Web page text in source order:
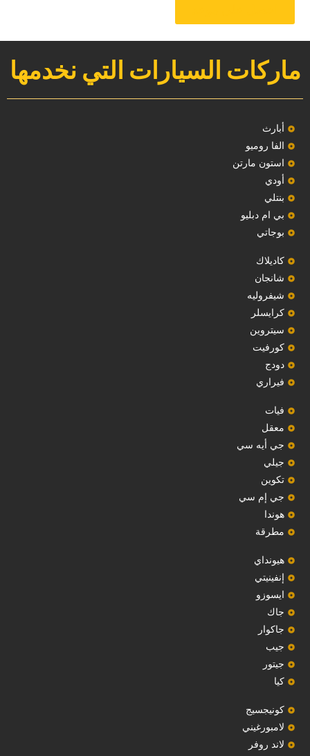
ماركات السيارات التي نخدمها
‏أبارث‏
الفا روميو
استون مارتن
أودي
بنتلي
بي ام دبليو
بوجاتي
كاديلاك
‏شانجان‏
شيفروليه
‏كرايسلر‏
سيتروين
‏كورفيت‏
دودج
فيراري
فيات
معقل
‏جي أيه سي‏
جيلي
‏تكوين‏
جي إم سي
هوندا
مطرقة
هيونداي
إنفينيتي
‏ايسوزو‏
‏جاك‏
جاكوار
جيب
‏جيتور‏
كيا
‏كونيجسيج‏
لامبورغيني
لاند روفر